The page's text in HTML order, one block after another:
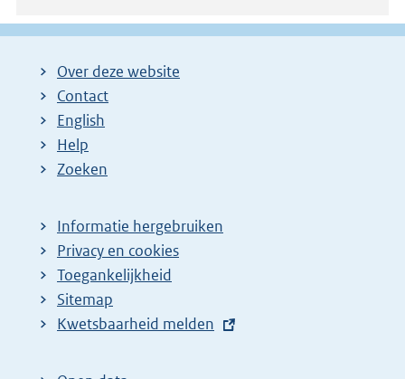
Over deze website
Contact
English
Help
Zoeken
Informatie hergebruiken
Privacy en cookies
Toegankelijkheid
Sitemap
E
t
Kwetsbaarheid melden